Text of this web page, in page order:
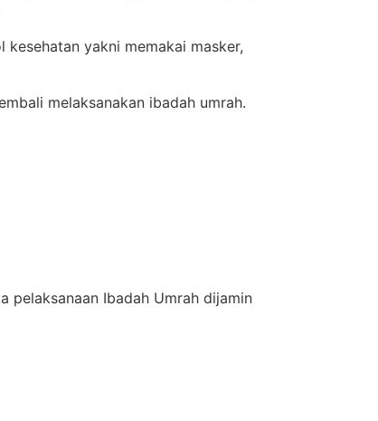
yakni memakai masker,
melaksanakan ibadah umrah.
pelaksanaan Ibadah Umrah dijamin